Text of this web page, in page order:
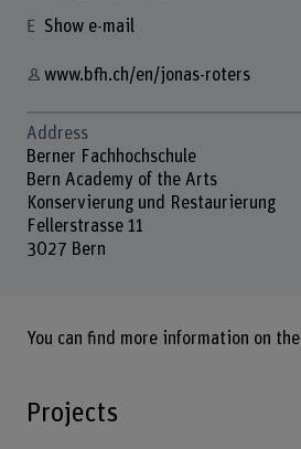
Show e-mail
www.bfh.ch/en/jonas-roters
Address
Berner Fachhochschule
Bern Academy of the Arts
Konservierung und Restaurierung
Fellerstrasse 11
3027 Bern
You can find more information on the
Projects